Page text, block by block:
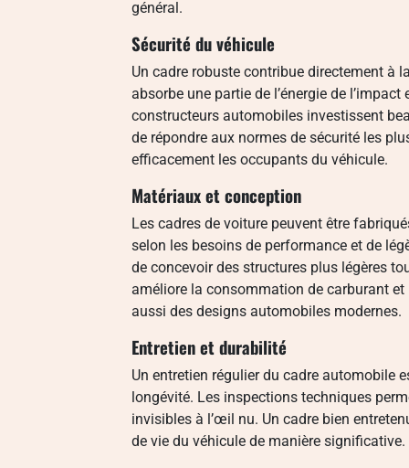
général.
Sécurité du véhicule
Un cadre robuste contribue directement à
absorbe une partie de l’énergie de
constructeurs automobiles investissent
de répondre aux normes de sécurité les
efficacement les occupants du véhicule.
Matériaux et conception
Les cadres de voiture peuvent être
selon les besoins de performance et de
de concevoir des structures plus légères
améliore la consommation de carburant
aussi des designs automobiles modernes.
Entretien et durabilité
Un entretien régulier du cadre automobile
longévité. Les inspections techniques
invisibles à l’œil nu. Un cadre bien
de vie du véhicule de manière